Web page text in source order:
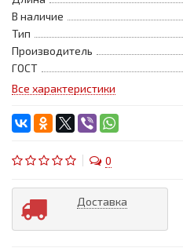
В наличие
Тип
Производитель
ГОСТ
Все характеристики
0
Доставка